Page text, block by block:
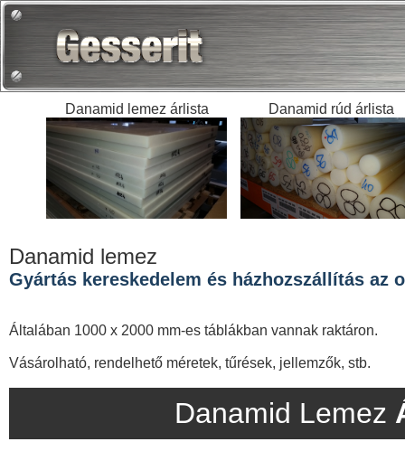
Danamid lemez árlista Danamid rúd árlista
Danamid lemez
Gyártás kereskedelem és házhozszállítás az
Általában 1000 x 2000 mm-es táblákban vannak raktáron.
Vásárolható, rendelhető méretek, tűrések, jellemzők, stb.
Danamid Lemez